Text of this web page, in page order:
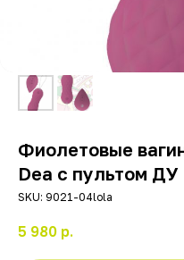
Фиолетовые
Dea с пультом ДУ
SKU: 9021-04lola
5 980 р.